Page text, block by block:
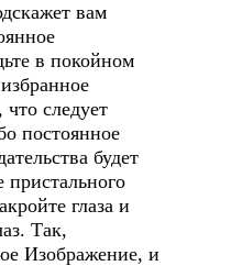
вам
в покойном
следует
постоянное
будет
глаза и
Так,
Изображение, и